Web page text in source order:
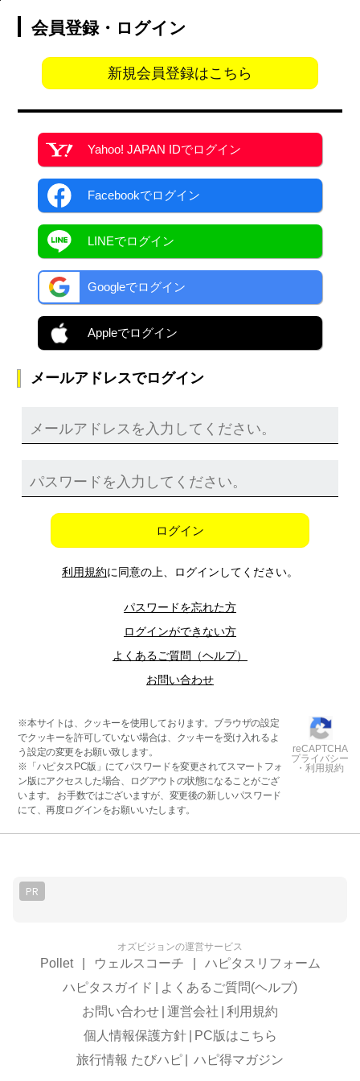
会員登録・ログイン
新規会員登録はこちら
Yahoo! JAPAN IDでログイン
Facebookでログイン
LINEでログイン
Googleでログイン
Appleでログイン
メールアドレスでログイン
ログイン
利用規約に同意の上、ログインしてください。
パスワードを忘れた方
ログインができない方
よくあるご質問（ヘルプ）
お問い合わせ
※本サイトは、クッキーを使用しております。ブラウザの設定
でクッキーを許可していない場合は、クッキーを受け入れるよ
う設定の変更をお願い致します。
※「ハピタスPC版」にてパスワードを変更されてスマートフォ
ン版にアクセスした場合、ログアウトの状態になることがござ
います。 お手数ではございますが、変更後の新しいパスワード
にて、再度ログインをお願いいたします。
reCAPTCHA
プライバシー
・利用規約
PR
オズビジョンの運営サービス
Pollet ウェルスコーチ
ハピタスリフォーム
ハピタスガイド
よくあるご質問(ヘルプ)
お問い合わせ 運営会社
利用規約
個人情報保護方針
PC版はこちら
旅行情報 たびハピ
ハピ得マガジン